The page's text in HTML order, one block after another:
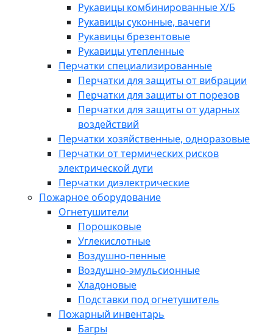
Рукавицы комбинированные Х/Б
Рукавицы суконные, вачеги
Рукавицы брезентовые
Рукавицы утепленные
Перчатки специализированные
Перчатки для защиты от вибрации
Перчатки для защиты от порезов
Перчатки для защиты от ударных
воздействий
Перчатки хозяйственные, одноразовые
Перчатки от термических рисков
электрической дуги
Перчатки диэлектрические
Пожарное оборудование
Огнетушители
Порошковые
Углекислотные
Воздушно-пенные
Воздушно-эмульсионные
Хладоновые
Подставки под огнетушитель
Пожарный инвентарь
Багры